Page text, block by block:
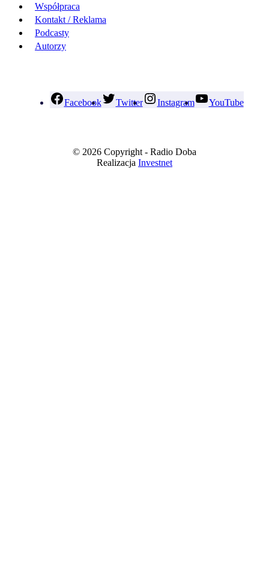
Współpraca
Kontakt / Reklama
Podcasty
Autorzy
Facebook Twitter Instagram YouTube
© 2026 Copyright - Radio Doba
Realizacja Investnet